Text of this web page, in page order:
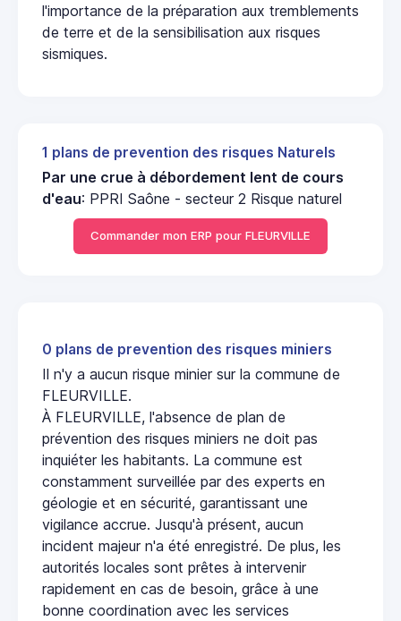
l'importance de la préparation aux tremblements
de terre et de la sensibilisation aux risques
sismiques.
1 plans de prevention des risques Naturels
Par une crue à débordement lent de cours
d'eau: PPRI Saône - secteur 2 Risque naturel
Commander mon ERP pour FLEURVILLE
0 plans de prevention des risques miniers
Il n'y a aucun risque minier sur la commune de
FLEURVILLE.
À FLEURVILLE, l'absence de plan de
prévention des risques miniers ne doit pas
inquiéter les habitants. La commune est
constamment surveillée par des experts en
géologie et en sécurité, garantissant une
vigilance accrue. Jusqu'à présent, aucun
incident majeur n'a été enregistré. De plus, les
autorités locales sont prêtes à intervenir
rapidement en cas de besoin, grâce à une
bonne coordination avec les services